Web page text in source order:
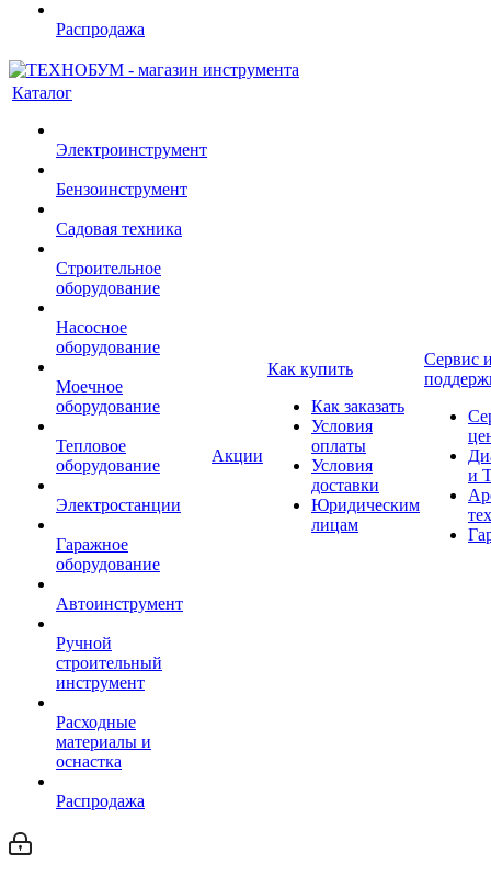
Распродажа
Каталог
Электроинструмент
Бензоинструмент
Садовая техника
Строительное
оборудование
Насосное
оборудование
Моечное
оборудование
Тепловое
оборудование
Электростанции
Гаражное
оборудование
Автоинструмент
Ручной
строительный
инструмент
Расходные
материалы и
оснастка
Распродажа
Акции
Как купить
Как заказать
Условия
оплаты
Условия
доставки
Юридическим
лицам
Сервис
и